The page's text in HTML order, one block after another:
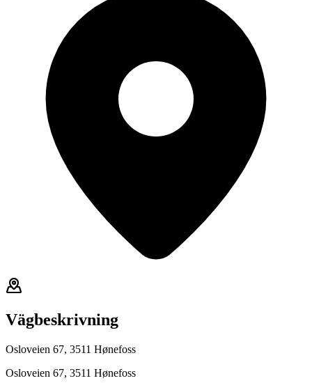
Vägbeskrivning
Osloveien 67, 3511 Hønefoss
Osloveien 67, 3511 Hønefoss